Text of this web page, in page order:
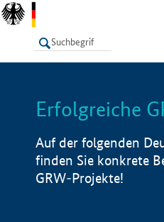
LISTE
Erfolgreiche
Auf der folgenden
finden Sie konkrete
GRW-Projekte!